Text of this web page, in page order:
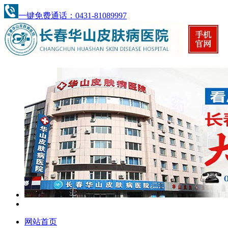
一键免费通话：0431-81089997
网站首页